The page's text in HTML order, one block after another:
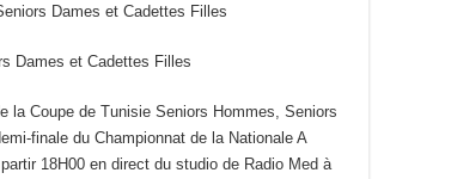
Dames et Cadettes Filles
Dames et Cadettes Filles
la Coupe de Tunisie Seniors Hommes, Seniors
finale du Championnat de la Nationale A
18H00 en direct du studio de Radio Med à